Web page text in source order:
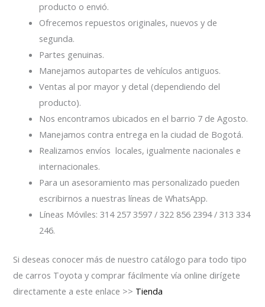
producto o envió.
Ofrecemos repuestos originales, nuevos y de
segunda.
Partes genuinas.
Manejamos autopartes de vehículos antiguos.
Ventas al por mayor y detal (dependiendo del
producto).
Nos encontramos ubicados en el barrio 7 de Agosto.
Manejamos contra entrega en la ciudad de Bogotá.
Realizamos envíos locales, igualmente nacionales e
internacionales.
Para un asesoramiento mas personalizado pueden
escribirnos a nuestras líneas de WhatsApp.
Líneas Móviles: 314 257 3597 / 322 856 2394 / 313 334
246.
Si deseas conocer más de nuestro catálogo para todo tipo
de carros Toyota y comprar fácilmente vía online dirígete
directamente a este enlace >> Tienda